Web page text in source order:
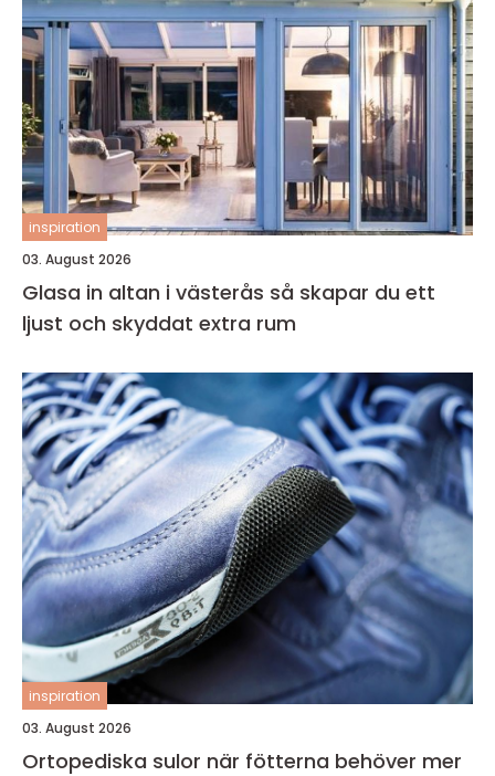
inspiration
03. August 2026
Glasa in altan i västerås så skapar du ett
ljust och skyddat extra rum
inspiration
03. August 2026
Ortopediska sulor när fötterna behöver mer